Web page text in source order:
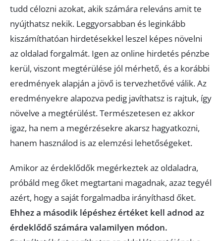
tudd célozni azokat, akik számára releváns amit te
nyújthatsz nekik. Leggyorsabban és leginkább
kiszámíthatóan hirdetésekkel leszel képes növelni
az oldalad forgalmát. Igen az online hirdetés pénzbe
kerül, viszont megtérülése jól mérhető, és a korábbi
eredmények alapján a jövő is tervezhetővé válik. Az
eredményekre alapozva pedig javíthatsz is rajtuk, így
növelve a megtérülést. Természetesen ez akkor
igaz, ha nem a megérzésekre akarsz hagyatkozni,
hanem használod is az elemzési lehetőségeket.
Amikor az érdeklődők megérkeztek az oldaladra,
próbáld meg őket megtartani magadnak, azaz tegyél
azért, hogy a saját forgalmadba irányíthasd őket.
Ehhez a második lépéshez értéket kell adnod az
érdeklődő számára valamilyen módon.